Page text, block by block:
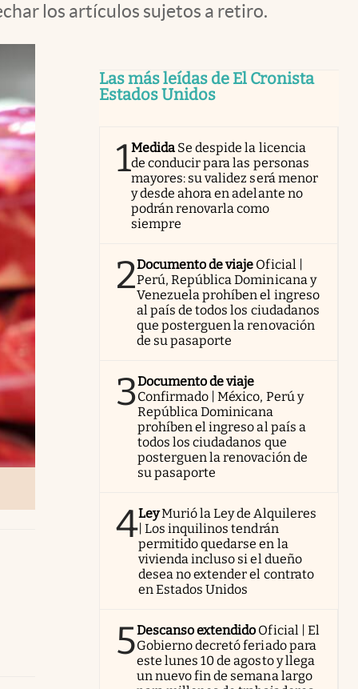
los artículos sujetos a retiro.
Las más leídas de El Cronista
Estados Unidos
1Medida Se despide la licencia
de conducir para las personas
mayores: su validez será menor
y desde ahora en adelante no
podrán renovarla como
siempre
2Documento de viaje Oficial |
Perú, República Dominicana y
Venezuela prohíben el ingreso
al país de todos los ciudadanos
que posterguen la renovación
de su pasaporte
3Documento de viaje
Confirmado | México, Perú y
República Dominicana
prohíben el ingreso al país a
todos los ciudadanos que
posterguen la renovación de
su pasaporte
4LeyMurió la Ley de Alquileres
| Los inquilinos tendrán
permitido quedarse en la
vivienda incluso si el dueño
desea no extender el contrato
en Estados Unidos
5Descanso extendido Oficial | El
Gobierno decretó feriado para
este lunes 10 de agosto y llega
un nuevo fin de semana largo